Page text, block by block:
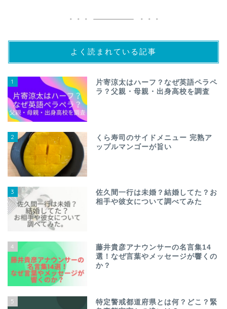
よく読まれている記事
1
片寄涼太はハーフ？なぜ英語ペラペ
ラ？父親・母親・出身高校を調査
2
くら寿司のサイドメニュー 完熟ア
ップルマンゴーが旨い
3
佐久間一行は未婚？結婚してた？お
相手や彼女について調べてみた
4
藤井貴彦アナウンサーの名言集14
選！なぜ言葉やメッセージが響くの
か？
5
特定警戒都道府県とは何？どこ？緊